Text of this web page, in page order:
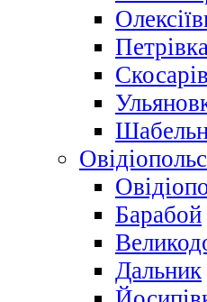
Барабой
Дальник